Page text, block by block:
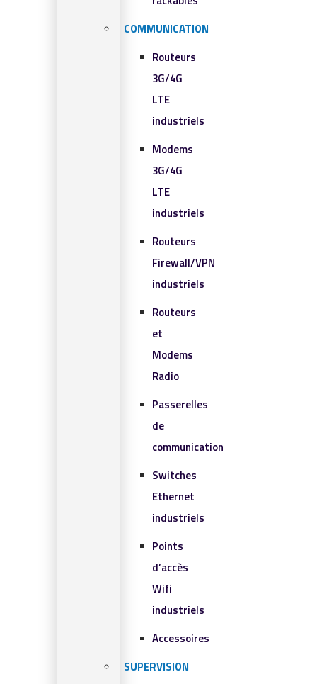
COMMUNICATION
Routeurs
3G/4G
LTE
industriels
Modems
3G/4G
LTE
industriels
Routeurs
Firewall/VPN
industriels
Routeurs
et
Modems
Radio
Passerelles
de
communication
Switches
Ethernet
industriels
Points
d’accès
Wifi
industriels
Accessoires
SUPERVISION